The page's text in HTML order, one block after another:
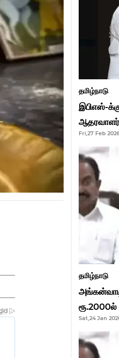
தமிழ்நாடு
இபிஎஸ்-
Fri,27 Feb
தமிழ்நாடு
ரூ.2000ல்
முதல்வர்
Sat,24 Jan